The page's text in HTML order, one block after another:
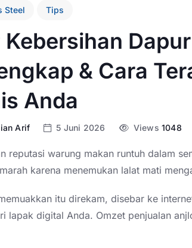
Steel Tips
Kebersihan
& Cara
Anda
Arif 5 Juni 2026 Views 1048
reputasi warung makan runtuh dalam
karena menemukan lalat mati
itu direkam, disebar ke
lapak digital Anda. Omzet penjualan